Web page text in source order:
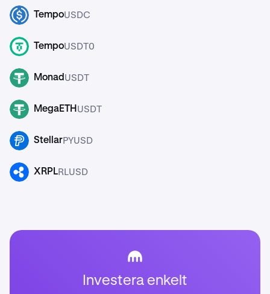
USDC TempoUSDC
USDT0 TempoUSDT0
USDT Monad USDT
USDT MegaETH USDT
PYUSD StellarPYUSD
RLUSD XRPLRLUSD
Investera enkelt